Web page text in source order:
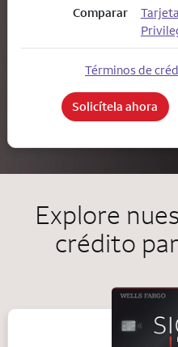
Comparar
Términos de
Solicítela ahora
Explore
crédito